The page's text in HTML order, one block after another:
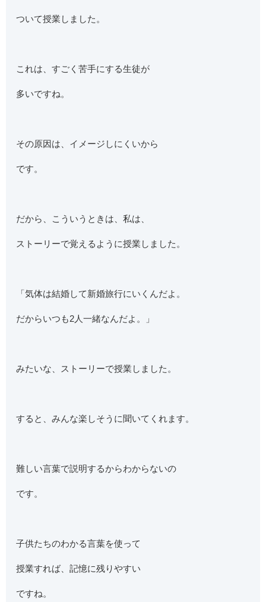
ついて授業しました。
これは、すごく苦手にする生徒が
多いですね。
その原因は、イメージしにくいから
です。
だから、こういうときは、私は、
ストーリーで覚えるように授業しました。
「気体は結婚して新婚旅行にいくんだよ。
だからいつも2人一緒なんだよ。」
みたいな、ストーリーで授業しました。
すると、みんな楽しそうに聞いてくれます。
難しい言葉で説明するからわからないの
です。
子供たちのわかる言葉を使って
授業すれば、記憶に残りやすい
ですね。